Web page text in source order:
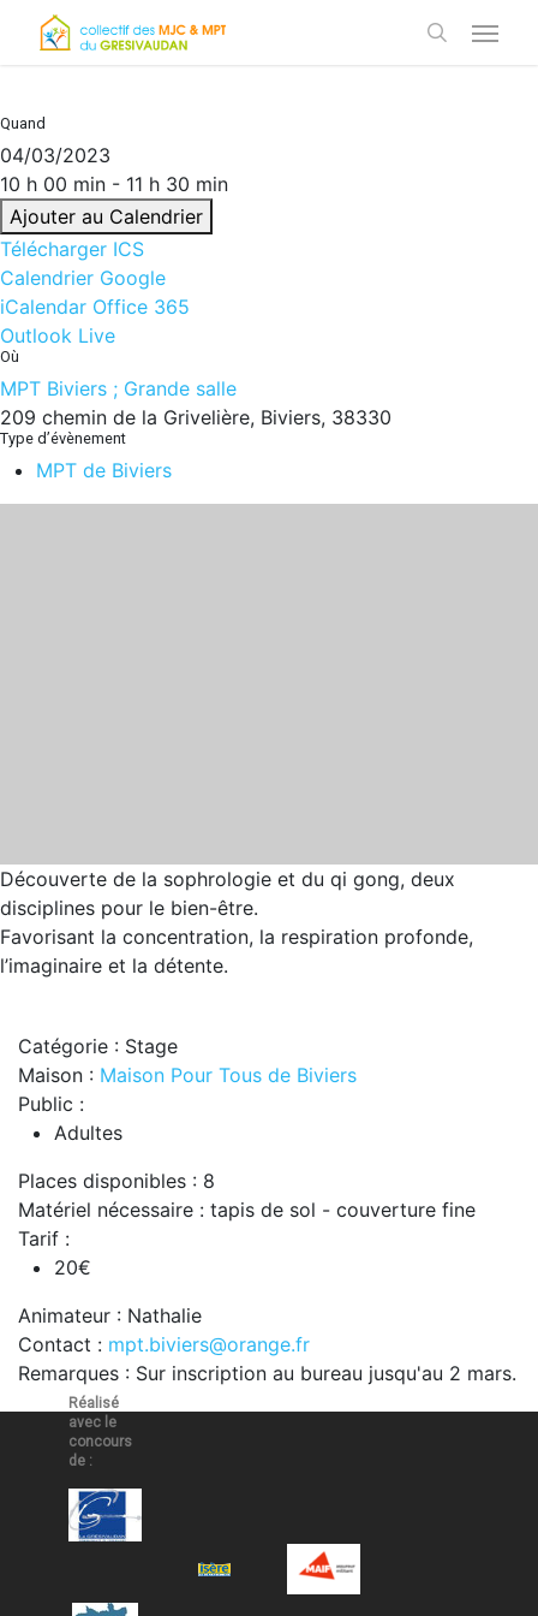
Quand
04/03/2023
10 h 00 min - 11 h 30 min
Ajouter au Calendrier
Télécharger ICS
Calendrier Google
iCalendar Office 365
Outlook Live
Où
MPT Biviers ; Grande salle
209 chemin de la Grivelière, Biviers, 38330
Type d’évènement
MPT de Biviers
Découverte de la sophrologie et du qi gong, deux
disciplines pour le bien-être.
Favorisant la concentration, la respiration profonde,
l’imaginaire et la détente.
Catégorie : Stage
Maison : Maison Pour Tous de Biviers
Public :
Adultes
Places disponibles : 8
Matériel nécessaire : tapis de sol - couverture fine
Tarif :
20€
Animateur : Nathalie
Contact : mpt.biviers@orange.fr
Remarques : Sur inscription au bureau jusqu'au 2 mars.
Réalisé
avec le
concours
de :